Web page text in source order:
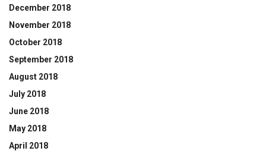
December 2018
November 2018
October 2018
September 2018
August 2018
July 2018
June 2018
May 2018
April 2018